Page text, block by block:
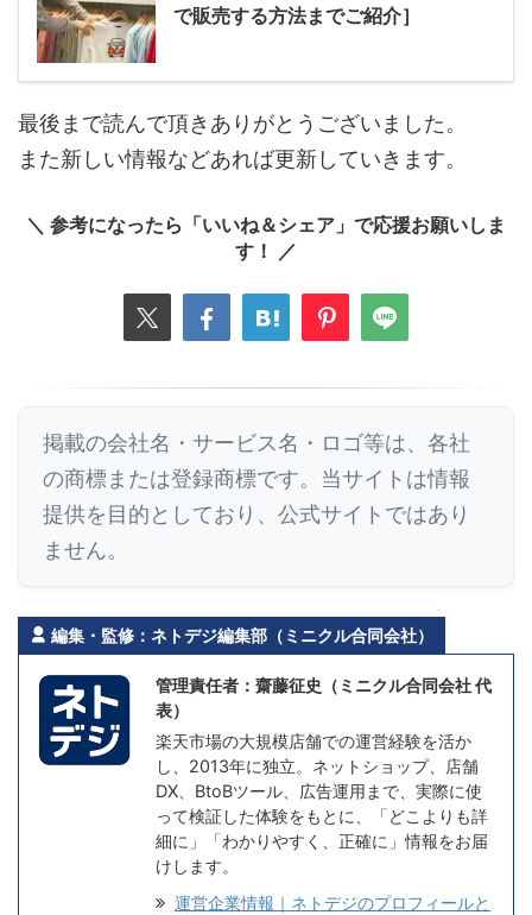
で販売する方法までご紹介］
最後まで読んで頂きありがとうございました。
また新しい情報などあれば更新していきます。
＼ 参考になったら「いいね＆シェア」で応援お願いしま
す！ ／
掲載の会社名・サービス名・ロゴ等は、各社
の商標または登録商標です。当サイトは情報
提供を目的としており、公式サイトではあり
ません。
編集・監修：ネトデジ編集部（ミニクル合同会社）
管理責任者：齋藤征史（ミニクル合同会社 代
表）
楽天市場の大規模店舗での運営経験を活か
し、2013年に独立。ネットショップ、店舗
DX、BtoBツール、広告運用まで、実際に使
って検証した体験をもとに、「どこよりも詳
細に」「わかりやすく、正確に」情報をお届
けします。
運営企業情報｜ネトデジのプロフィールと